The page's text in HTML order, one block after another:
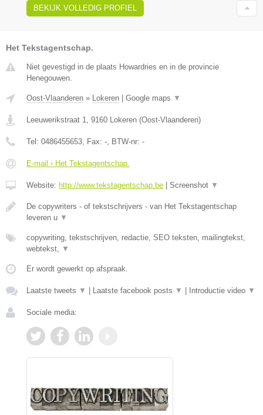
BEKIJK VOLLEDIG PROFIEL
Het Tekstagentschap.
Niet gevestigd in de plaats Howardries en in de provincie
Henegouwen.
Oost-Vlaanderen » Lokeren | Google maps ▼
Leeuwerikstraat 1 9160 Lokeren (Oost-Vlaanderen)
Tel: 0486455653 , Fax: - , BTW-nr: -
E-mail › Het Tekstagentschap.
Website: http://www.tekstagentschap.be | Screenshot ▼
De copywriters - of tekstschrijvers - van Het Tekstagentschap
leveren u ▼
copywriting, tekstschrijven, redactie, SEO teksten, mailingtekst,
webtekst,
▼
Er wordt gewerkt op afspraak.
Laatste tweets ▼ | Laatste facebook posts ▼ | Introductie video ▼
Sociale media: